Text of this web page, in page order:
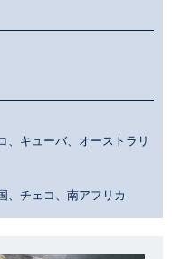
、キューバ、オーストラリ
、チェコ、南アフリカ